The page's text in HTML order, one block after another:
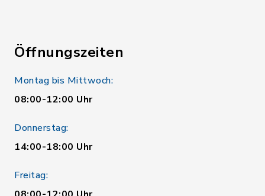
Öffnungszeiten
Montag bis Mittwoch:
08:00-12:00 Uhr
Donnerstag:
14:00-18:00 Uhr
Freitag: